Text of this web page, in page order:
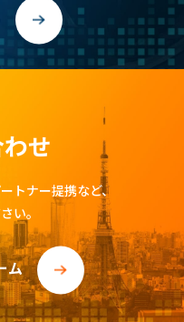
せ
トナー提携など、
い。
ム